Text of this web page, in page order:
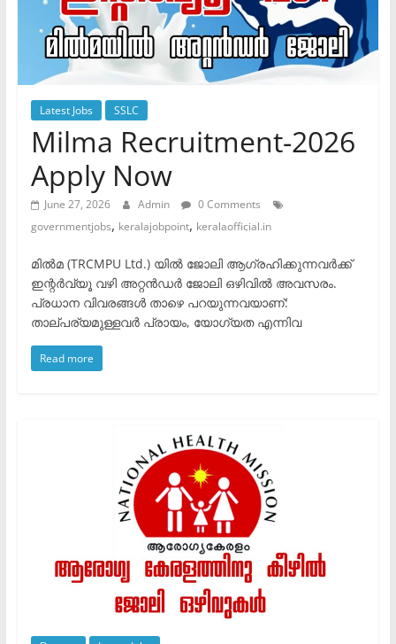
Latest Jobs SSLC
Milma Recruitment-2026
Apply Now
June 27, 2026 Admin
0 Comments
governmentjobs, keralajobpoint, keralaofficial.in
മിൽമ (TRCMPU Ltd.) യിൽ ജോലി ആഗ്രഹിക്കുന്നവർക്ക്
ഇന്റർവ്യൂ വഴി അറ്റൻഡർ ജോലി ഒഴിവിൽ അവസരം.
പ്രധാന വിവരങ്ങൾ താഴെ പറയുന്നവയാണ്: ​
താല്പര്യമുള്ളവർ പ്രായം, യോഗ്യത എന്നിവ
Read more